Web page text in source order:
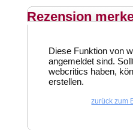
Rezension
Diese Funktion von
angemeldet sind.
webcritics haben,
erstellen.
zurück zum